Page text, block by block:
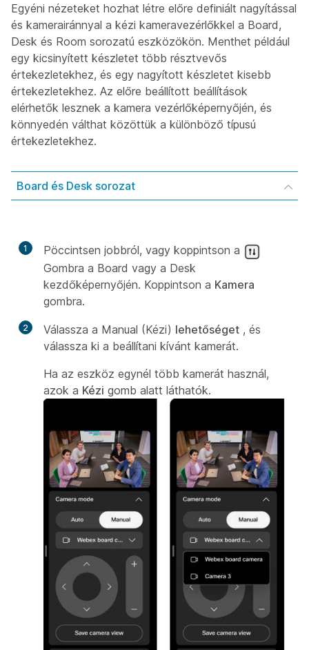
Egyéni nézeteket hozhat létre előre definiált nagyítással
és kamerairánnyal a kézi kameravezérlőkkel a Board,
Desk és Room sorozatú eszközökön. Menthet például
egy kicsinyített készletet több résztvevős
értekezletekhez, és egy nagyított készletet kisebb
értekezletekhez. Az előre beállított beállítások
elérhetők lesznek a kamera vezérlőképernyőjén, és
könnyedén válthat közöttük a különböző típusú
értekezletekhez.
Board és Desk sorozat
1
Pöccintsen jobbról, vagy koppintson a
Gombra a Board vagy a Desk
kezdőképernyőjén. Koppintson a Kamera
gombra.
2 Válassza a Manual (Kézi) lehetőséget , és
válassza ki a beállítani kívánt kamerát.
Ha az eszköz egynél több kamerát használ,
azok a Kézi gomb alatt láthatók.